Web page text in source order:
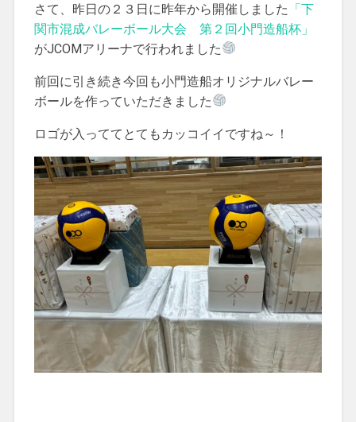
さて、昨日の２３日に昨年から開催しました 「下
関市混成バレーボール大会 第２回小門造船杯」
がJCOMアリーナで行われました
前回に引き続き今回も小門造船オリジナルバレー
ボールを作っていただきました
ロゴが入っててとてもカッコイイですね～！